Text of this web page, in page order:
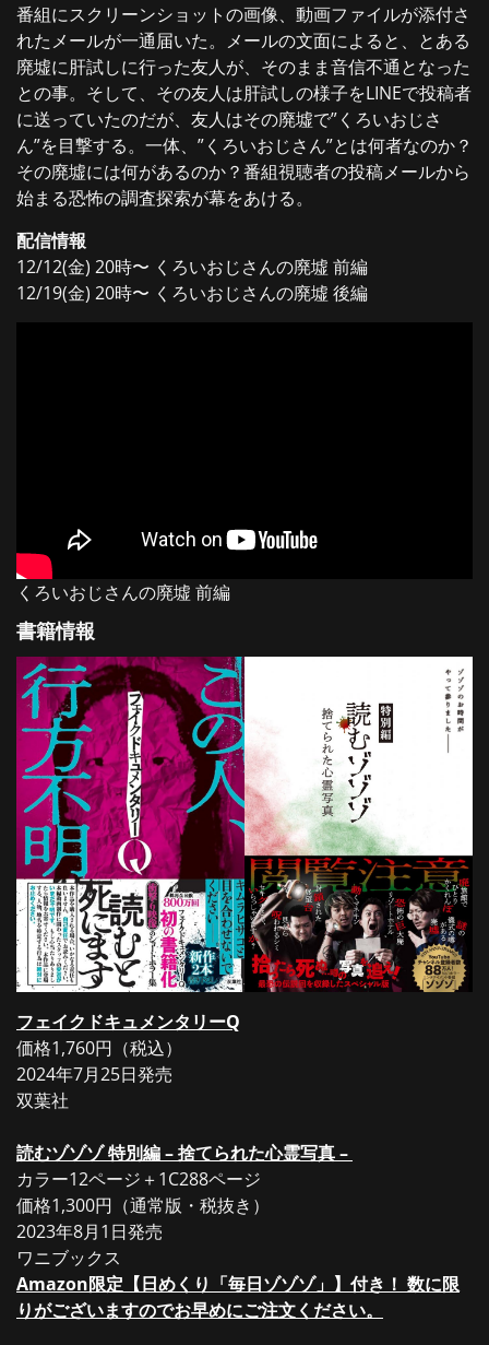
番組にスクリーンショットの画像、動画ファイルが添付さ
れたメールが一通届いた。メールの文面によると、とある
廃墟に肝試しに行った友人が、そのまま音信不通となった
との事。そして、その友人は肝試しの様子をLINEで投稿者
に送っていたのだが、友人はその廃墟で”くろいおじさ
ん”を目撃する。一体、”くろいおじさん”とは何者なのか？
その廃墟には何があるのか？番組視聴者の投稿メールから
始まる恐怖の調査探索が幕をあける。
配信情報
12/12(金) 20時〜 くろいおじさんの廃墟 前編
12/19(金) 20時〜 くろいおじさんの廃墟 後編
くろいおじさんの廃墟 前編
書籍情報
フェイクドキュメンタリーQ
価格1,760円（税込）
2024年7月25日発売
双葉社
読むゾゾゾ 特別編 – 捨てられた心霊写真 –
カラー12ページ＋1C288ページ
価格1,300円（通常版・税抜き）
2023年8月1日発売
ワニブックス
Amazon限定【日めくり「毎日ゾゾゾ」】付き！ 数に限
りがございますのでお早めにご注文ください。